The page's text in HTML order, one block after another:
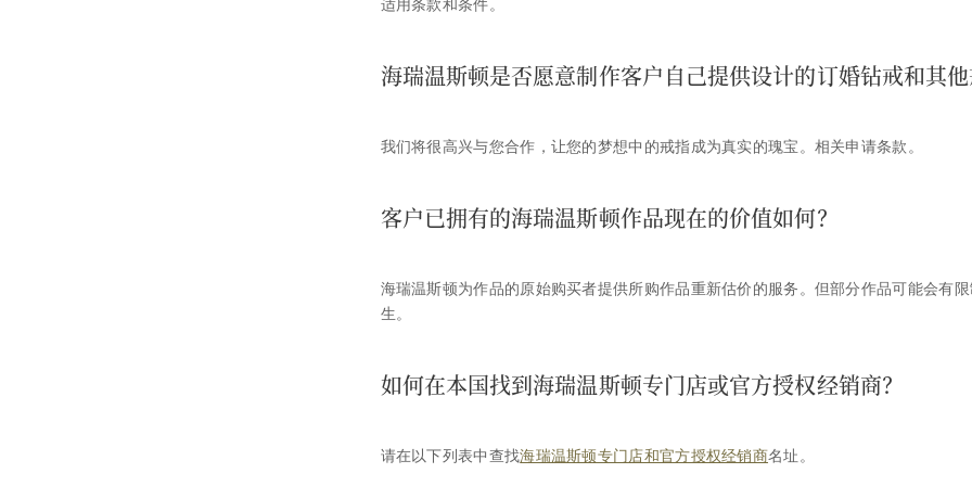
适用条款和条件。
海瑞温斯顿是否愿意制作客户自己提供设计的订婚钻戒和其他
我们将很高兴与您合作，让您的梦想中的戒指成为真实的瑰宝。相关申请条款。
客户已拥有的海瑞温斯顿作品现在的价值如何？
海瑞温斯顿为作品的原始购买者提供所购作品重新估价的服务。但部分作品可能会有
生。
如何在本国找到海瑞温斯顿专门店或官方授权经销商？
请在以下列表中查找海瑞温斯顿专门店和官方授权经销商名址。